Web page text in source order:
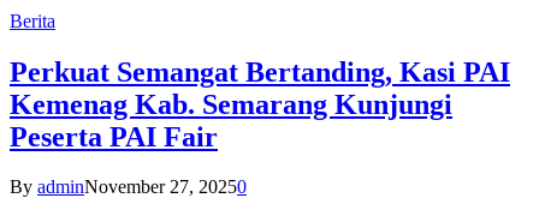
Berita
Perkuat Semangat Bertanding, Kasi PAI
Kemenag Kab. Semarang Kunjungi
Peserta PAI Fair
By adminNovember 27, 20250